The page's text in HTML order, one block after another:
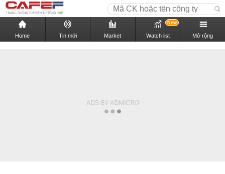
Home Tin mới Market Watch list
New
Mở rộng